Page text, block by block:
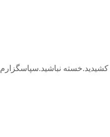
نباشید.سپاسگزارم